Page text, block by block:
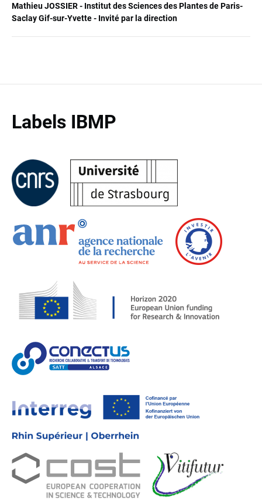
Mathieu JOSSIER - Institut des Sciences des Plantes de Paris-
Saclay Gif-sur-Yvette - Invité par la direction
Labels IBMP